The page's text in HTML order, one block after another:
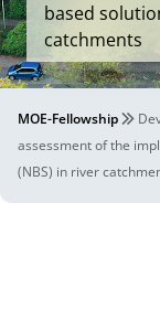
based
catchments
MOE-Fellowship
assessment of the
(NBS) in river